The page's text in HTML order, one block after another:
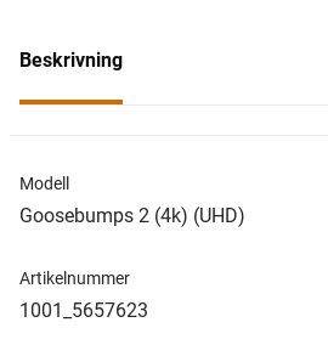
Beskrivning
Modell
Goosebumps 2 (4k) (UHD)
Artikelnummer
1001_5657623